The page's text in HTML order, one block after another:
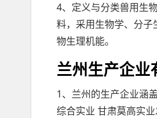
4、定义与分类兽用生
料，采用生物学、分
物生理机能。
兰州生产企业
1、兰州的生产企业涵
综合实业 甘肃莫高实